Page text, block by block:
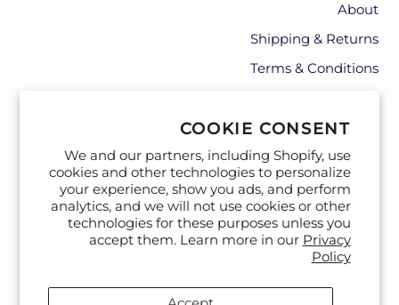
COOKIE CONSENT
We and our partners, including Shopify, use
cookies and other technologies to personalize
your experience, show you ads, and perform
analytics, and we will not use cookies or other
technologies for these purposes unless you
accept them. Learn more in our Privacy
Policy
About
Shipping & Returns
Terms & Conditions